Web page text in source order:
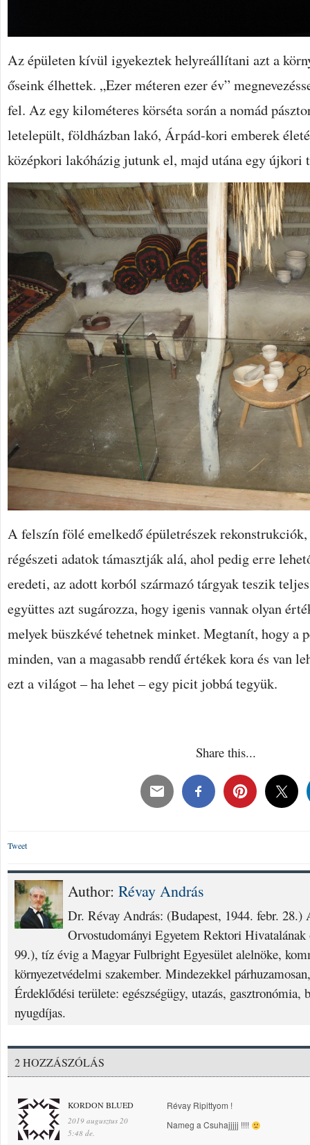
Az épületen kívül igyekeztek helyreállítani azt a
őseink élhettek. „Ezer méteren ezer év”
fel. Az egy kilométeres körséta során a nomád
letelepült, földházban lakó, Árpád-kori emberek
középkori lakóházig jutunk el, majd utána egy újkori
A felszín fölé emelkedő épületrészek
régészeti adatok támasztják alá, ahol pedig erre
eredeti, az adott korból származó tárgyak teszik
együttes azt sugározza, hogy igenis vannak olyan
melyek büszkévé tehetnek minket. Megtanít, hogy a
minden, van a magasabb rendű értékek kora és van
ezt a világot – ha lehet – egy picit jobbá tegyük.
Share this...
Tweet
Author: Révay András
Dr. Révay András: (Budapest, 1944. febr. 28.)
Orvostudományi Egyetem Rektori Hivatalának
99.), tíz évig a Magyar Fulbright Egyesület alelnöke,
környezetvédelmi szakember. Mindezekkel
Érdeklődési területe: egészségügy, utazás,
nyugdíjas.
2 HOZZÁSZÓLÁS
KORDON BLUED
2019 augusztus 20
5:48 de.
Révay Ripittyom !
Nameg a Csuhajjjjj !!!!